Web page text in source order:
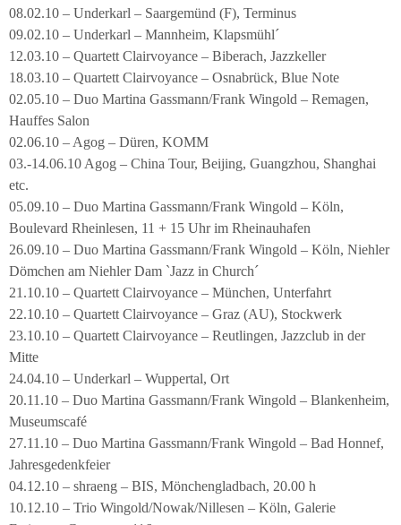
08.02.10 – Underkarl – Saargemünd (F), Terminus
09.02.10 – Underkarl – Mannheim, Klapsmühl´
12.03.10 – Quartett Clairvoyance – Biberach, Jazzkeller
18.03.10 – Quartett Clairvoyance – Osnabrück, Blue Note
02.05.10 – Duo Martina Gassmann/Frank Wingold – Remagen,
Hauffes Salon
02.06.10 – Agog – Düren, KOMM
03.-14.06.10 Agog – China Tour, Beijing, Guangzhou, Shanghai
etc.
05.09.10 – Duo Martina Gassmann/Frank Wingold – Köln,
Boulevard Rheinlesen, 11 + 15 Uhr im Rheinauhafen
26.09.10 – Duo Martina Gassmann/Frank Wingold – Köln, Niehler
Dömchen am Niehler Dam `Jazz in Church´
21.10.10 – Quartett Clairvoyance – München, Unterfahrt
22.10.10 – Quartett Clairvoyance – Graz (AU), Stockwerk
23.10.10 – Quartett Clairvoyance – Reutlingen, Jazzclub in der
Mitte
24.04.10 – Underkarl – Wuppertal, Ort
20.11.10 – Duo Martina Gassmann/Frank Wingold – Blankenheim,
Museumscafé
27.11.10 – Duo Martina Gassmann/Frank Wingold – Bad Honnef,
Jahresgedenkfeier
04.12.10 – shraeng – BIS, Mönchengladbach, 20.00 h
10.12.10 – Trio Wingold/Nowak/Nillesen – Köln, Galerie